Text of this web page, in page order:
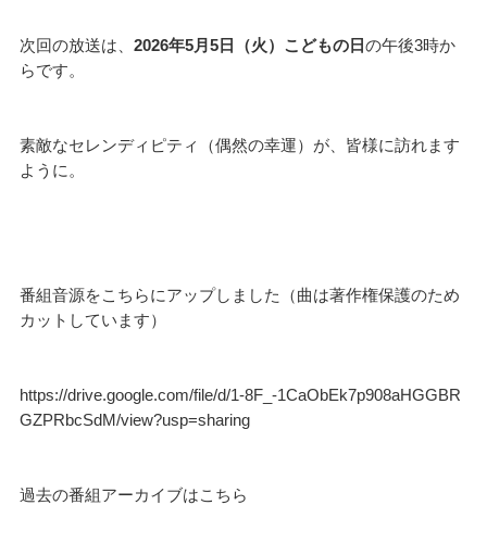
次回の放送は、 2026年5月5日（火）こどもの日の午後3時か
らです。
素敵なセレンディピティ（偶然の幸運）が、皆様に訪れます
ように。
番組音源をこちらにアップしました（曲は著作権保護のため
カットしています）
https://drive.google.com/file/d/1-8F_-1CaObEk7p908aHGGBR
GZPRbcSdM/view?usp=sharing
過去の番組アーカイブはこちら